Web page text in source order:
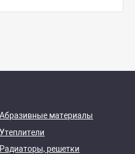
Абразивные материалы
Утеплители
Радиаторы, решетки